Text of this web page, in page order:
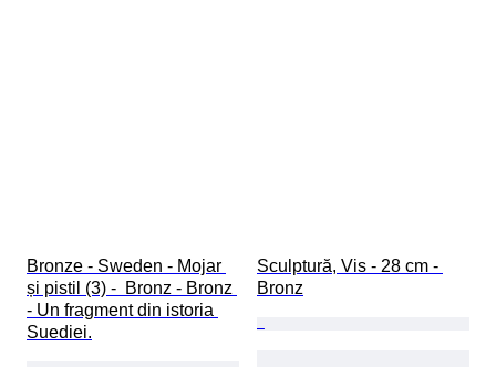
Bronze - Sweden - Mojar
și pistil (3) -  Bronz - Bronz
- Un fragment din istoria
Suediei.
Sculptură, Vis - 28 cm -
Bronz